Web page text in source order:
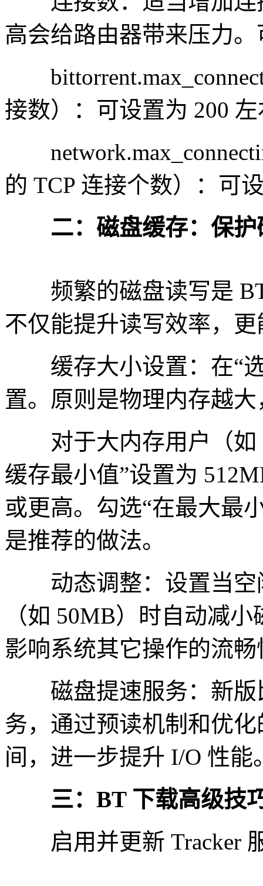
高会给路由器带来压力
接数）：可设置为 200
的 TCP 连接个数）：可
二：磁盘缓存：保护
频繁的磁盘读写是 BT
不仅能提升读写效率，
缓存大小设置：在“选
置。原则是物理内存越
对于大内存用户（如
缓存最小值”设置为
或更高。勾选“在最大最
是推荐的做法。
动态调整：设置当空
（如 50MB）时自动减
影响系统其它操作的流畅
磁盘提速服务：新版
务，通过预读机制和优
间，进一步提升 I/O 性能
三：BT 下载高级技
启用并更新 Tracker